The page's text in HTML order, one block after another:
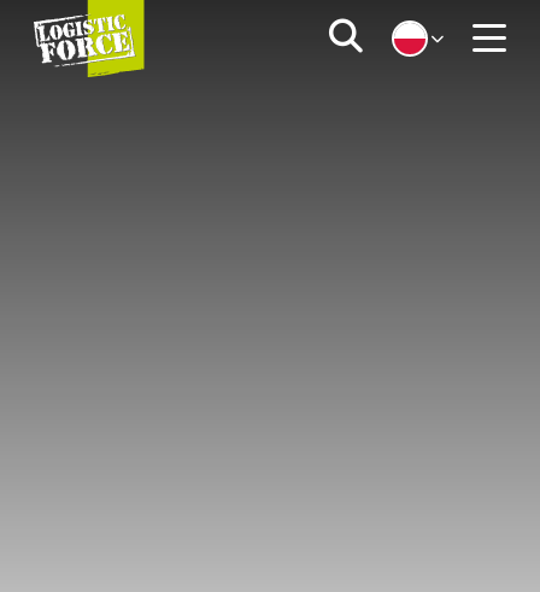
Logistic
Force
|
Zoeken